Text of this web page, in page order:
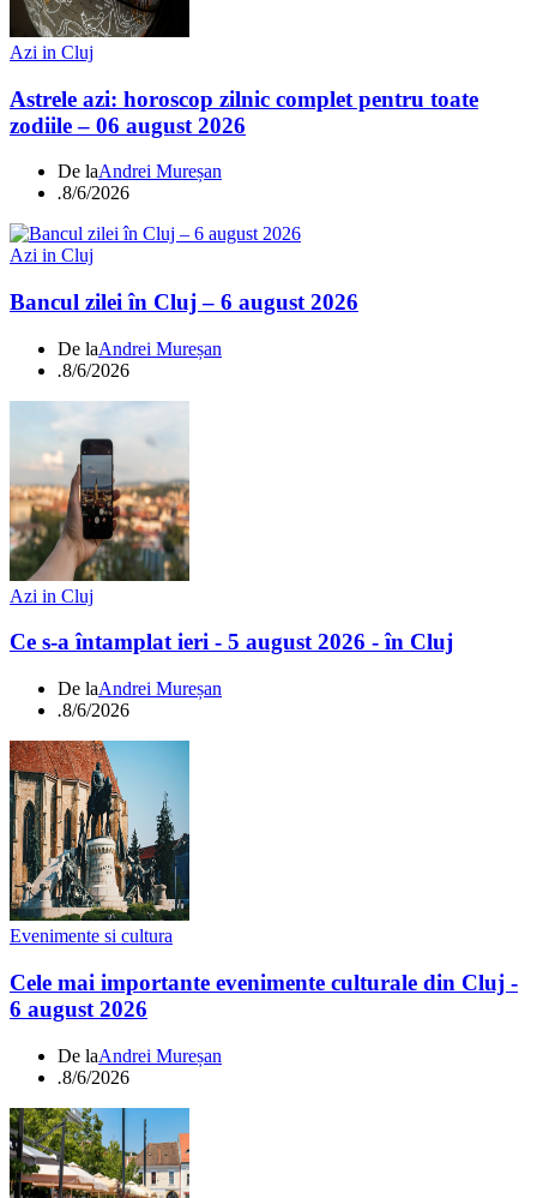
Azi in Cluj
Astrele azi: horoscop zilnic complet pentru toate
zodiile – 06 august 2026
De laAndrei Mureșan
.8/6/2026
Azi in Cluj
Bancul zilei în Cluj – 6 august 2026
De laAndrei Mureșan
.8/6/2026
Azi in Cluj
Ce s-a întamplat ieri - 5 august 2026 - în Cluj
De laAndrei Mureșan
.8/6/2026
Evenimente si cultura
Cele mai importante evenimente culturale din Cluj -
6 august 2026
De laAndrei Mureșan
.8/6/2026